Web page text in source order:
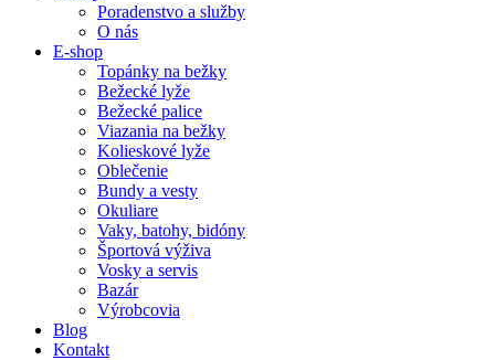
Poradenstvo a služby
O nás
E-shop
Topánky na bežky
Bežecké lyže
Bežecké palice
Viazania na bežky
Kolieskové lyže
Oblečenie
Bundy a vesty
Okuliare
Vaky, batohy, bidóny
Športová výživa
Vosky a servis
Bazár
Výrobcovia
Blog
Kontakt